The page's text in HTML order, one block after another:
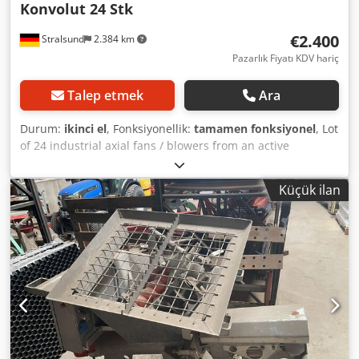
Stralsund 2.384 km
Konvolut 24 Stk
€2.400
Pazarlık Fiyatı KDV hariç
Talep etmek Ara
Durum: ikinci el, Fonksiyonellik: tamamen fonksiyonel, Lot
of 24 industrial axial fans / blowers from an active
shipyard operation. The package predominantly includes
large axial fans with protective grilles (see photos), along
with two high-performance blue/black blowers. Suitable
for: - Hall / workshop ventilation - Drying of components,
paint booths, restoration sites Dedpfezawhwex Al Njkr -
Site extraction, tunnel/tank ventilation - Event technology,
cooling, emergency ventilation - Shipbuilding / shipyards
Sale preferably as a lot (complete package), individual
units available upon request (approx. €100 per piece). All
units are operational; minor signs of wear typical for
shipyard use. Origin: Strela Shiprepair GmbH (Stralsund)
shipyard operation. Technical data: - Quantity: 24 units -
Küçük ilan